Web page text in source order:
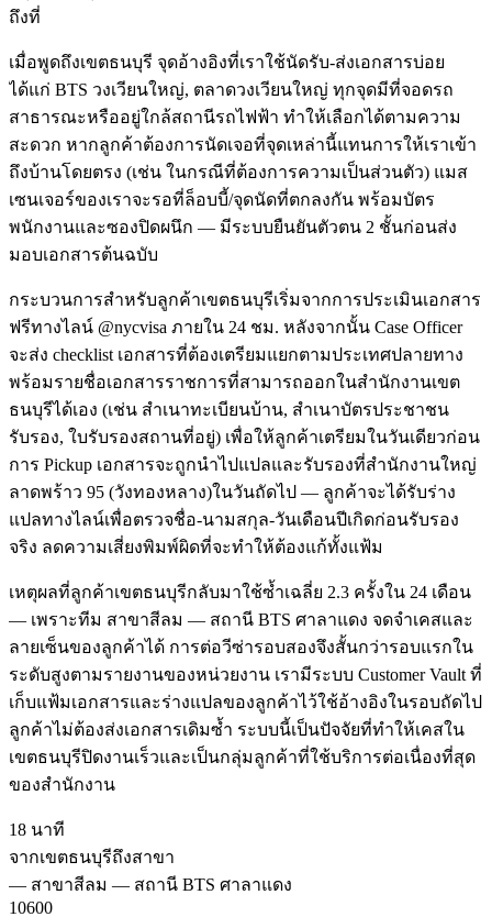
ถึงที่
เมื่อพูดถึงเขตธนบุรี จุดอ้างอิงที่เราใช้นัดรับ-ส่งเอกสารบ่อย
ได้แก่ BTS วงเวียนใหญ่, ตลาดวงเวียนใหญ่ ทุกจุดมีที่จอดรถ
สาธารณะหรืออยู่ใกล้สถานีรถไฟฟ้า ทำให้เลือกได้ตามความ
สะดวก หากลูกค้าต้องการนัดเจอที่จุดเหล่านี้แทนการให้เราเข้า
ถึงบ้านโดยตรง (เช่น ในกรณีที่ต้องการความเป็นส่วนตัว) แมส
เซนเจอร์ของเราจะรอที่ล็อบบี้/จุดนัดที่ตกลงกัน พร้อมบัตร
พนักงานและซองปิดผนึก — มีระบบยืนยันตัวตน 2 ชั้นก่อนส่ง
มอบเอกสารต้นฉบับ
กระบวนการสำหรับลูกค้าเขตธนบุรีเริ่มจากการประเมินเอกสาร
ฟรีทางไลน์ @nycvisa ภายใน 24 ชม. หลังจากนั้น Case Officer
จะส่ง checklist เอกสารที่ต้องเตรียมแยกตามประเทศปลายทาง
พร้อมรายชื่อเอกสารราชการที่สามารถออกในสำนักงานเขต
ธนบุรีได้เอง (เช่น สำเนาทะเบียนบ้าน, สำเนาบัตรประชาชน
รับรอง, ใบรับรองสถานที่อยู่) เพื่อให้ลูกค้าเตรียมในวันเดียวก่อน
การ Pickup เอกสารจะถูกนำไปแปลและรับรองที่สำนักงานใหญ่
ลาดพร้าว 95 (วังทองหลาง)ในวันถัดไป — ลูกค้าจะได้รับร่าง
แปลทางไลน์เพื่อตรวจชื่อ-นามสกุล-วันเดือนปีเกิดก่อนรับรอง
จริง ลดความเสี่ยงพิมพ์ผิดที่จะทำให้ต้องแก้ทั้งแฟ้ม
เหตุผลที่ลูกค้าเขตธนบุรีกลับมาใช้ซ้ำเฉลี่ย 2.3 ครั้งใน 24 เดือน
— เพราะทีม สาขาสีลม — สถานี BTS ศาลาแดง จดจำเคสและ
ลายเซ็นของลูกค้าได้ การต่อวีซ่ารอบสองจึงสั้นกว่ารอบแรกใน
ระดับสูงตามรายงานของหน่วยงาน เรามีระบบ Customer Vault ที่
เก็บแฟ้มเอกสารและร่างแปลของลูกค้าไว้ใช้อ้างอิงในรอบถัดไป
ลูกค้าไม่ต้องส่งเอกสารเดิมซ้ำ ระบบนี้เป็นปัจจัยที่ทำให้เคสใน
เขตธนบุรีปิดงานเร็วและเป็นกลุ่มลูกค้าที่ใช้บริการต่อเนื่องที่สุด
ของสำนักงาน
18 นาที
จากเขตธนบุรีถึงสาขา
— สาขาสีลม — สถานี BTS ศาลาแดง
10600